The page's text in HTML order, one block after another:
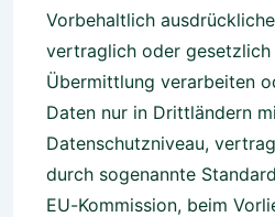
Vorbehaltlich
vertraglich oder
Übermittlung verarbeiten
Daten nur in Drittländern
Datenschutzniveau,
durch sogenannte
EU-Kommission, beim